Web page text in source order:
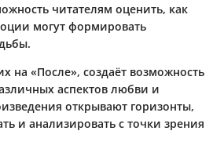
читателям оценить, как
могут формировать
на «После», создаёт возможность
аспектов любви и
открывают горизонты,
и анализировать с точки зрения